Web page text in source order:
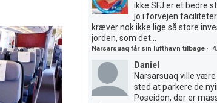
ikke SFJ er et bedre
jo i forvejen
kræver nok ikke lige så store
jorden, som det...
Narsarsuaq får sin lufthavn tilbage ·
Daniel
Narsarsuaq ville
sted at parkere de
Poseidon, der er